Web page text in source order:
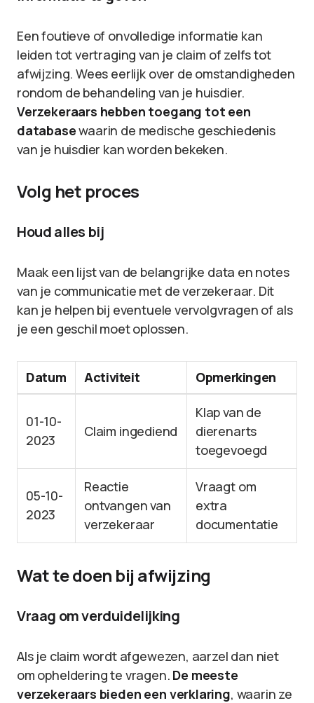
Een foutieve of onvolledige informatie kan
leiden tot vertraging van je claim of zelfs tot
afwijzing. Wees eerlijk over de omstandigheden
rondom de behandeling van je huisdier.
Verzekeraars hebben toegang tot een
databasewaarin de medische geschiedenis
van je huisdier kan worden bekeken.
Volg het proces
Houd alles bij
Maak een lijst van de belangrijke data en notes
van je communicatie met de verzekeraar. Dit
kan je helpen bij eventuele vervolgvragen of als
je een geschil moet oplossen.
Datum Activiteit Opmerkingen
01-10-
2023
Claim ingediend
Klap van de
dierenarts
toegevoegd
05-10-
2023
Reactie
ontvangen van
verzekeraar
Vraagt om
extra
documentatie
Wat te doen bij afwijzing
Vraag om verduidelijking
Als je claim wordt afgewezen, aarzel dan niet
om opheldering te vragen. De meeste
verzekeraars bieden een verklaring, waarin ze